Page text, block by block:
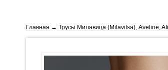
Главная → Трусы Милавица (Milavitsa), Aveline,